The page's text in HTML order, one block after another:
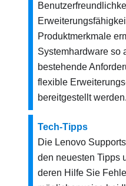
Produktmerkmale
Systemhardware so
bestehende
flexible
bereitgestellt werden.
Tech-Tipps
Die Lenovo
den neuesten Tipps
deren Hilfe Sie